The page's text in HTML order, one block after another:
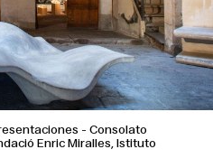
- Consolato
Enric Miralles, Istituto